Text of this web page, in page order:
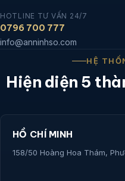
HOTLINE TƯ VẤN 24/7
0796 700 777
info@anninhso.com
HỆ
Hiện diện 5
HỒ CHÍ MINH
158/50 Hoàng Hoa Thám,